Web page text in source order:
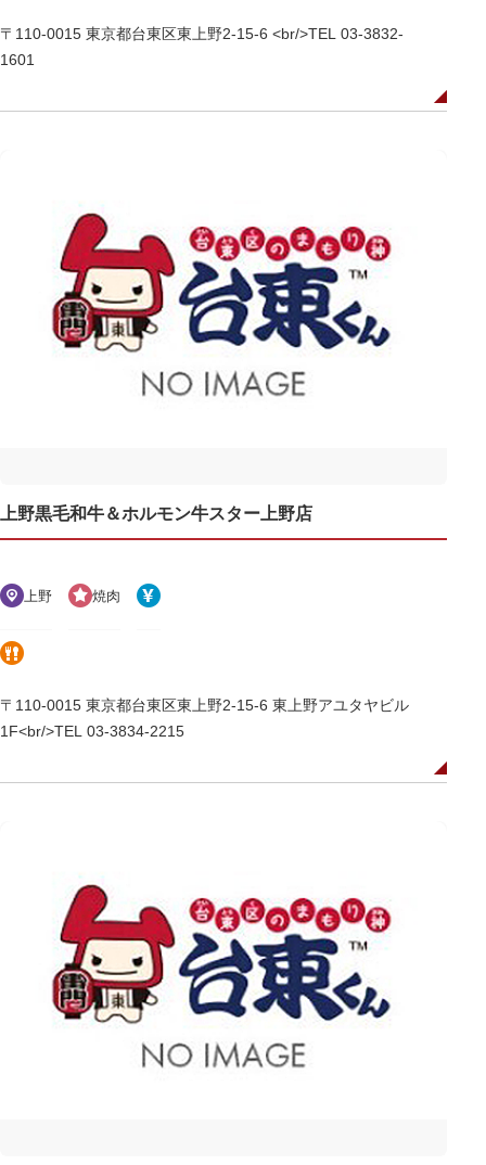
〒110-0015 東京都台東区東上野2-15-6 <br/>TEL 03-3832-
1601
上野黒毛和牛＆ホルモン牛スター上野店
上野 焼肉
〒110-0015 東京都台東区東上野2-15-6 東上野アユタヤビル
1F<br/>TEL 03-3834-2215